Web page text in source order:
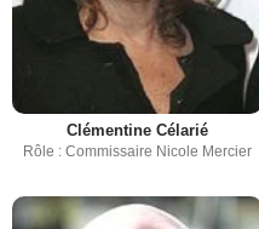
Clémentine Célarié
Rôle : Commissaire Nicole Mercier